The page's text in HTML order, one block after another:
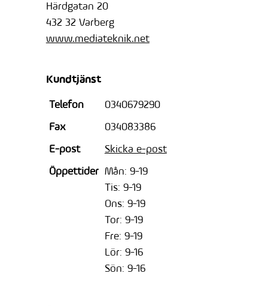
Härdgatan 20
432 32 Varberg
www.mediateknik.net
Kundtjänst
Telefon
0340679290
Fax
034083386
E-post
Skicka e-post
Öppettider Mån: 9-19
Tis: 9-19
Ons: 9-19
Tor: 9-19
Fre: 9-19
Lör: 9-16
Sön: 9-16